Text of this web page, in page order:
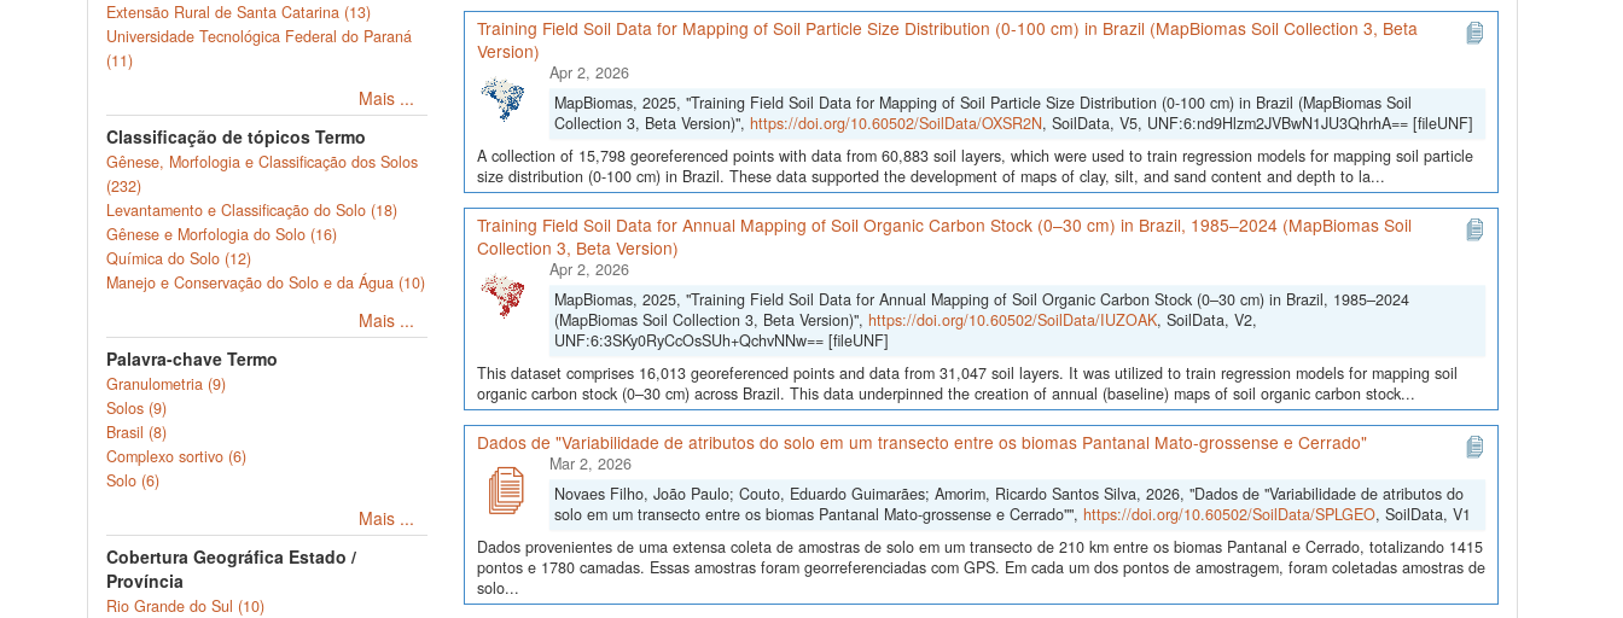
Extensão Rural de Santa Catarina (13)
Universidade Tecnológica Federal do Paraná
(11)
Mais ...
Classificação de tópicos Termo
Gênese, Morfologia e Classificação dos Solos
(232)
Levantamento e Classificação do Solo (18)
Gênese e Morfologia do Solo (16)
Química do Solo (12)
Manejo e Conservação do Solo e da Água (10)
Mais ...
Palavra-chave Termo
Granulometria (9)
Solos (9)
Brasil (8)
Complexo sortivo (6)
Solo (6)
Mais ...
Cobertura Geográfica Estado /
Província
Rio Grande do Sul (10)
Training Field Soil Data for Mapping of Soil Particle Size Distribution (0-100 cm) in Brazil (MapBiomas Soil Collection 3, Beta
Version)
Apr 2, 2026
MapBiomas, 2025, "Training Field Soil Data for Mapping of Soil Particle Size Distribution (0-100 cm) in Brazil (MapBiomas Soil
Collection 3, Beta Version)", https://doi.org/10.60502/SoilData/OXSR2N, SoilData, V5, UNF:6:nd9Hlzm2JVBwN1JU3QhrhA== [fileUNF]
A collection of 15,798 georeferenced points with data from 60,883 soil layers, which were used to train regression models for mapping soil particle
size distribution (0-100 cm) in Brazil. These data supported the development of maps of clay, silt, and sand content and depth to la...
Training Field Soil Data for Annual Mapping of Soil Organic Carbon Stock (0–30 cm) in Brazil, 1985–2024 (MapBiomas Soil
Collection 3, Beta Version)
Apr 2, 2026
MapBiomas, 2025, "Training Field Soil Data for Annual Mapping of Soil Organic Carbon Stock (0–30 cm) in Brazil, 1985–2024
(MapBiomas Soil Collection 3, Beta Version)", https://doi.org/10.60502/SoilData/IUZOAK, SoilData, V2,
UNF:6:3SKy0RyCcOsSUh+QchvNNw== [fileUNF]
This dataset comprises 16,013 georeferenced points and data from 31,047 soil layers. It was utilized to train regression models for mapping soil
organic carbon stock (0–30 cm) across Brazil. This data underpinned the creation of annual (baseline) maps of soil organic carbon stock...
Dados de "Variabilidade de atributos do solo em um transecto entre os biomas Pantanal Mato-grossense e Cerrado"
Mar 2, 2026
Novaes Filho, João Paulo; Couto, Eduardo Guimarães; Amorim, Ricardo Santos Silva, 2026, "Dados de "Variabilidade de atributos do
solo em um transecto entre os biomas Pantanal Mato-grossense e Cerrado"", https://doi.org/10.60502/SoilData/SPLGEO, SoilData, V1
Dados provenientes de uma extensa coleta de amostras de solo em um transecto de 210 km entre os biomas Pantanal e Cerrado, totalizando 1415
pontos e 1780 camadas. Essas amostras foram georreferenciadas com GPS. Em cada um dos pontos de amostragem, foram coletadas amostras de
solo...